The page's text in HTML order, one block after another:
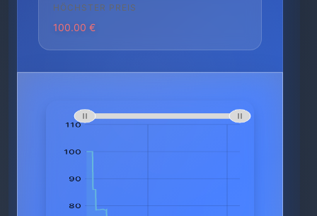
HÖCHSTER PREIS
100.00 €